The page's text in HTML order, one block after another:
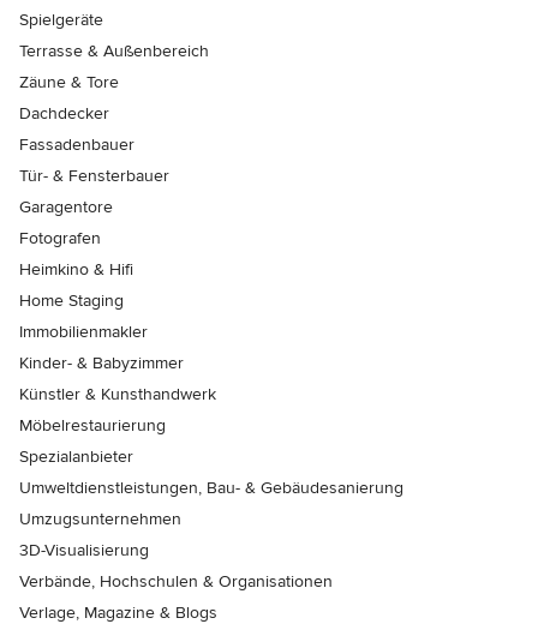
Spielgeräte
Terrasse & Außenbereich
Zäune & Tore
Dachdecker
Fassadenbauer
Tür- & Fensterbauer
Garagentore
Fotografen
Heimkino & Hifi
Home Staging
Immobilienmakler
Kinder- & Babyzimmer
Künstler & Kunsthandwerk
Möbelrestaurierung
Spezialanbieter
Umweltdienstleistungen, Bau- & Gebäudesanierung
Umzugsunternehmen
3D-Visualisierung
Verbände, Hochschulen & Organisationen
Verlage, Magazine & Blogs